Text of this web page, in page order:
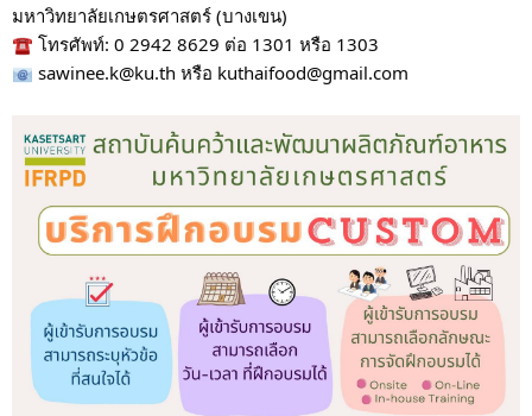
มหาวิทยาลัยเกษตรศาสตร์ (บางเขน)
โทรศัพท์: 0 2942 8629 ต่อ 1301 หรือ 1303
sawinee.k@ku.th หรือ kuthaifood@gmail.com